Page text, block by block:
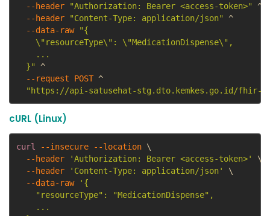
--header
"Authorization: Bearer <access-token>"
^
--header
"Content-Type: application/json"
^
--data-raw
"{
    \"resourceType\": \"MedicationDispense\",
    ...
  }"
^
--request POST ^
"https://api-satusehat-stg.dto.kemkes.go.id/fhir-
cURL (Linux)
curl --insecure --location \
--header
'Authorization: Bearer <access-token>'
\
--header
'Content-Type: application/json'
\
--data-raw
'{
    "resourceType": "MedicationDispense",
    ...